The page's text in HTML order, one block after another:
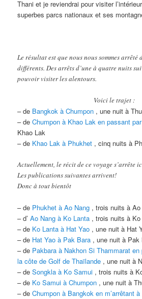
Thani et je reviendrai pour visiter
superbes parcs nationaux et ses
Le résultat est que nous nous sommes arrêté
différents. Des arrêts d’une à quatre nuits
pouvoir visiter les alentours.
Voici le trajet :
– de Bangkok à Chumpon , une nuit à
– deChumpon à Khao Lak en passant
Khao Lak
– de Khao Lak à Phukhet , cinq nuits à
Actuellement, le récit de ce voyage s’arrête
Les publications suivantes arrivent!
Donc à tout bientôt
– de Phukhet à Ao Nang , trois nuits à Ao
– d’Ao Nang à Ko Lanta , trois nuits à
– de Ko Lanta à Hat Yao , une nuit à Hat
– de Hat Yao à Pak Bara , une nuit à Pak
– de Pakbara à Nakhon Si Thammarat
la côte de Golf de Thaïlande , une nuit à
– deSongkla à Ko Samui , trois nuits à
– de Ko Samui à Chumpon , une nuit à
– deChumpon à Bangkok en m’arrêtant